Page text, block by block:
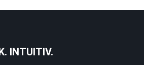
INTUITIV.